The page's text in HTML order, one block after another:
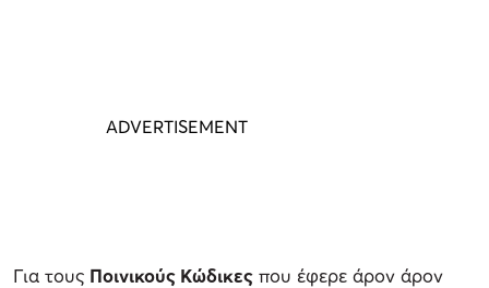
Για τους Ποινικούς Κώδικες που έφερε άρον άρον